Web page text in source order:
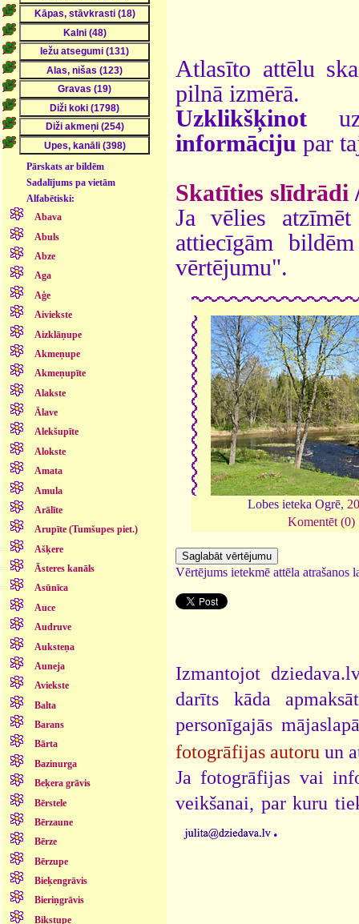
Pārskats ar bildēm
Sadalījums pa vietām
Alfabētiski:
Abava
Abuls
Abze
Aga
Aģe
Aiviekste
Aizklāņupe
Akmeņupe
Akmeņupīte
Alakste
Ālave
Alekšupīte
Alokste
Amata
Amula
Arālīte
Arupīte (Tumšupes piet.)
Ašķere
Āsteres kanāls
Asūnīca
Auce
Audruve
Auksteņa
Auneja
Aviekste
Balta
Barans
Bārta
Bazinurga
Beķera grāvis
Bērstele
Bērzaune
Bērze
Bērzupe
Bieķengrāvis
Bieriņgrāvis
Bikstupe
Atlasīto attēlu
pilnā izmērā.
Uzklikšķinot
informāciju par
Skatīties slīdrādi
Ja vēlies
attiecīgām
vērtējumu".
Lobes ieteka Ogrē,
Komentēt (0)
Vērtējums ietekmē attēla atrašanos
Izmantojot
darīts kāda
personīgajās
fotogrāfijas autoru un
Ja fotogrāfijas vai
veikšanai, par kuru
.